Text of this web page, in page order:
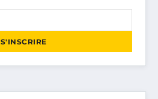
S'INSCRIRE